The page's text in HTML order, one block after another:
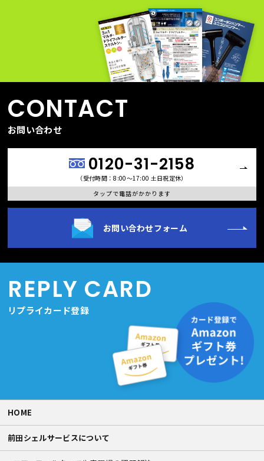
CONTACT
お問い合わせ
0120-31-2158
（受付時間：8:00〜17:00 土日祝定休）
タップで電話がかかります
お問い合わせフォーム
REPLY CARD
リプライカード登録
HOME
前田シェルサービスについて